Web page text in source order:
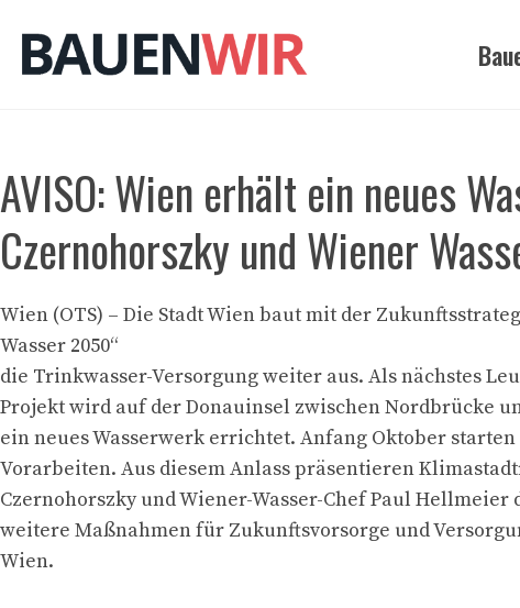
Inhalt
springen
AVISO: Wien erhält ein neues
Czernohorszky und Wiener
Wien (OTS) – Die Stadt Wien baut mit der
Wasser 2050“
die Trinkwasser-Versorgung weiter aus. Als nächstes
Projekt wird auf der Donauinsel zwischen Nordbrücke
ein neues Wasserwerk errichtet. Anfang Oktober starten
Vorarbeiten. Aus diesem Anlass präsentieren
Czernohorszky und Wiener-Wasser-Chef Paul Hellmeier
weitere Maßnahmen für Zukunftsvorsorge und
Wien.